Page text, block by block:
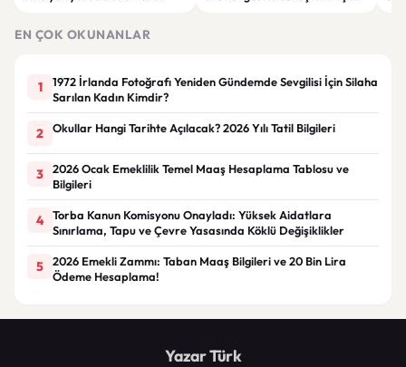
EN ÇOK OKUNANLAR
1
1972 İrlanda Fotoğrafı Yeniden Gündemde Sevgilisi İçin Silaha
Sarılan Kadın Kimdir?
2 Okullar Hangi Tarihte Açılacak? 2026 Yılı Tatil Bilgileri
3
2026 Ocak Emeklilik Temel Maaş Hesaplama Tablosu ve
Bilgileri
4
Torba Kanun Komisyonu Onayladı: Yüksek Aidatlara
Sınırlama, Tapu ve Çevre Yasasında Köklü Değişiklikler
5
2026 Emekli Zammı: Taban Maaş Bilgileri ve 20 Bin Lira
Ödeme Hesaplama!
Yazar Türk